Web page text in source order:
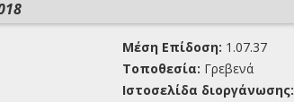
Μέση Επίδοση: 1.07.37
Τοποθεσία: Γρεβενά
Ιστοσελίδα διοργάνωσης: